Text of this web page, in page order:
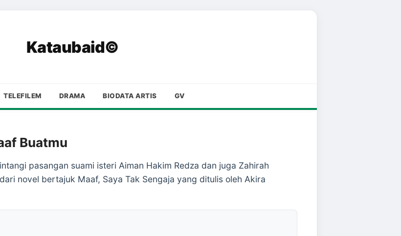
Kataubaid©
TELEFILEM DRAMA BIODATA ARTIS GV
Buatmu
pasangan suami isteri Aiman Hakim Redza dan juga Zahirah
novel bertajuk Maaf, Saya Tak Sengaja yang ditulis oleh Akira